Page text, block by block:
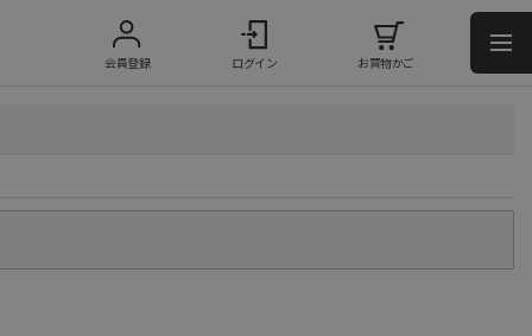
会員登録 ログイン お買物かご